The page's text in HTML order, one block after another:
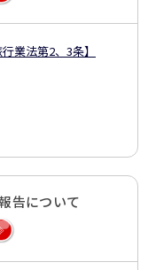
業法第2、3条】
告について